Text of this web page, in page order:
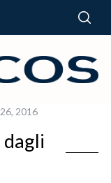
2016
dagli